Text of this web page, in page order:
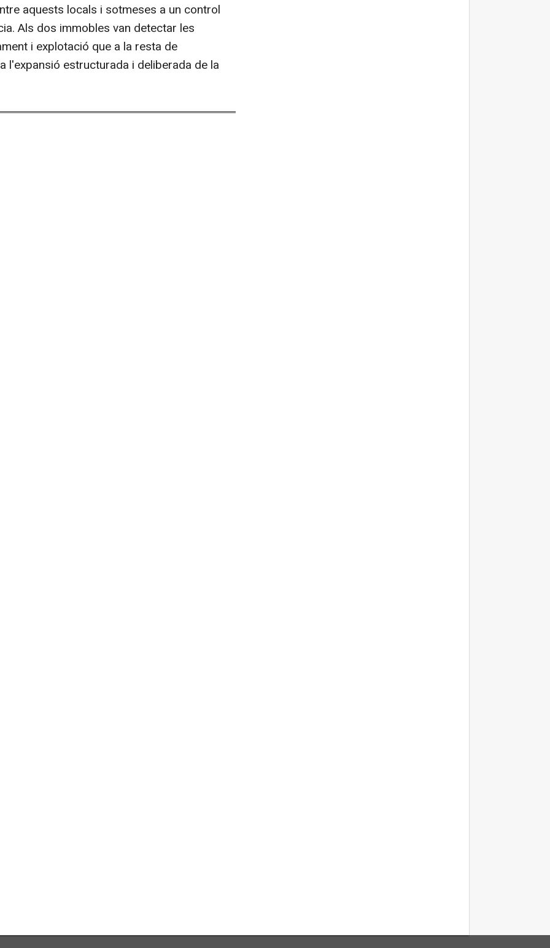
aquests locals i sotmeses a un control
Als dos immobles van detectar les
i explotació que a la resta de
l'expansió estructurada i deliberada de la